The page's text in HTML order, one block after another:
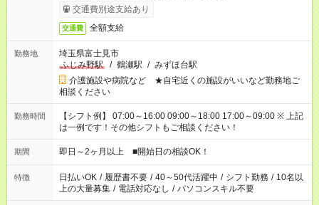
交通費別途支給あり
交通費 全額支給
勤務地
埼玉県富士見市
ふじみ野駅
/ 鶴瀬駅 / みずほ台駅
介護施設や病院など ★自宅近くの施設がいいなど勤務地ご
相談ください
勤務時間
【シフト例】 07:00～16:00 09:00～18:00 17:00～09:00 ※ 上記
は一例です！その他シフトもご相談ください！
期間 即日～2ヶ月以上 ■開始日の相談OK！
特徴 日払いOK / 履歴書不要 / 40～50代活躍中 / シフト勤務 / 10名以
上の大量募集 / 電話対応なし / パソコンスキル不要